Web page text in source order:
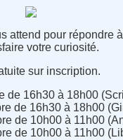
attend pour répondre
votre curiosité.
sur inscription.
de 16h30 à 18h00
de 16h30 à 18h00
de 10h00 à 11h00
de 10h00 à 11h00